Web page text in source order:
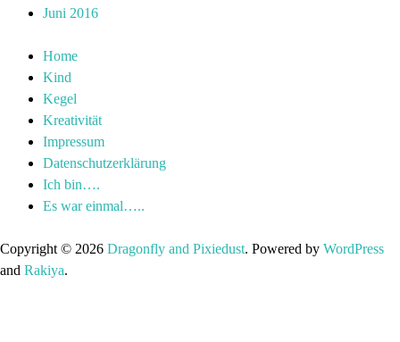
Juni 2016
Home
Kind
Kegel
Kreativität
Impressum
Datenschutzerklärung
Ich bin….
Es war einmal…..
Copyright © 2026 Dragonfly and Pixiedust. Powered by WordPress
and Rakiya.